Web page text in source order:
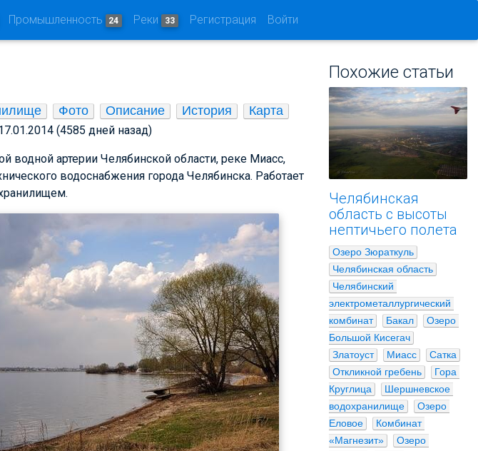
Промышленность 24 Реки 33 Регистрация Войти
Фото Описание История Карта
(4585 дней назад)
артерии Челябинской области, реке Миасс,
водоснабжения города Челябинска. Работает
Похожие статьи
Челябинская
область с высоты
нептичьего полета
Озеро Зюраткуль
Челябинская область
Челябинский
электрометаллургический
комбинат
Бакал
Озеро
Большой Кисегач
Златоуст
Миасс
Сатка
Откликной гребень
Гора
Круглица
Шершневское
водохранилище
Озеро
Еловое
Комбинат
«Магнезит»
Озеро